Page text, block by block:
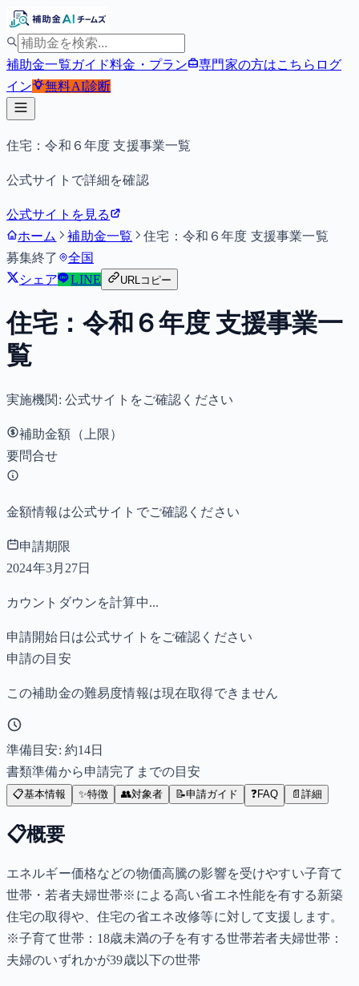
補助金一覧ガイド料金・プラン 専門家の方はこちら ログ
イン
無料AI診断
住宅：令和６年度 支援事業一覧
公式サイトで詳細を確認
公式サイトを見る
ホーム
補助金一覧
住宅：令和６年度 支援事業一覧
募集終了
全国
シェア
LINE URLコピー
住宅：令和６年度 支援事業一
覧
実施機関: 公式サイトをご確認ください
補助金額（上限）
要問合せ
金額情報は公式サイトでご確認ください
申請期限
2024年3月27日
カウントダウンを計算中...
申請開始日は公式サイトをご確認ください
申請の目安
この補助金の難易度情報は現在取得できません
準備目安: 約14日
書類準備から申請完了までの目安
📋基本情報 ✨特徴 👥対象者 📝申請ガイド ❓FAQ 📄 詳細
📋概要
エネルギー価格などの物価高騰の影響を受けやすい子育て
世帯・若者夫婦世帯※による高い省エネ性能を有する新築
住宅の取得や、住宅の省エネ改修等に対して支援します。
※子育て世帯：18歳未満の子を有する世帯若者夫婦世帯：
夫婦のいずれかが39歳以下の世帯